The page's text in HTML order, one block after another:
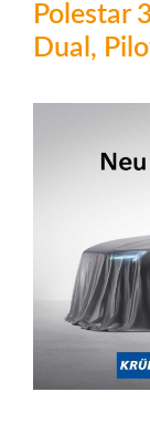
Polestar
Dual,